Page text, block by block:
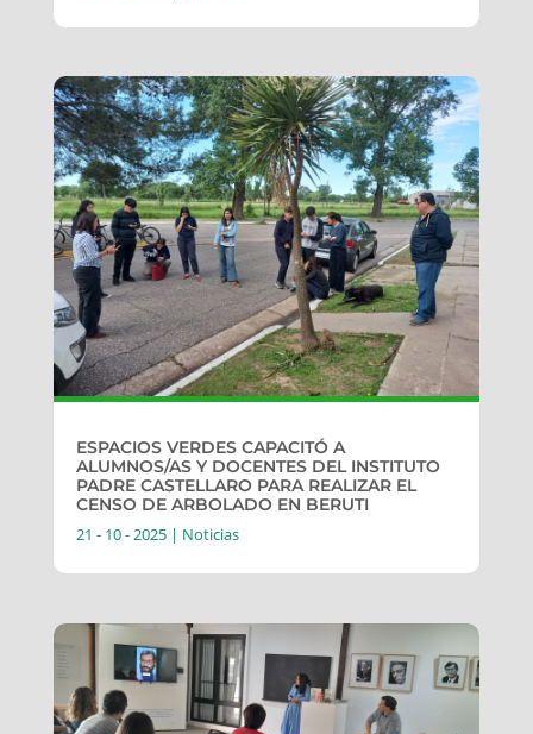
ESPACIOS VERDES CAPACITÓ A
ALUMNOS/AS Y DOCENTES DEL INSTITUTO
PADRE CASTELLARO PARA REALIZAR EL
CENSO DE ARBOLADO EN BERUTI
21 - 10 - 2025| Noticias